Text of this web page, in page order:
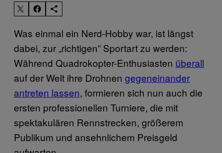
Was einmal ein Nerd-Hobby war, ist längst
dabei, zur „richtigen” Sportart zu werden:
Während Quadrokopter-Enthusiasten überall
auf der Welt ihre Drohnen gegeneinander
antreten lassen, formieren sich nun auch die
ersten professionellen Turniere, die mit
spektakulären Rennstrecken, größerem
Publikum und ansehnlichem Preisgeld